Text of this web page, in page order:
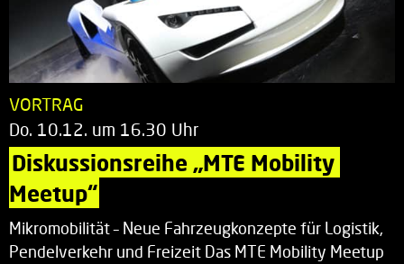
VORTRAG
Do. 10.12. um 16.30 Uhr
Diskussionsreihe „MTE Mobility
Meetup“
Mikromobilität – Neue Fahrzeugkonzepte für Logistik,
Pendelverkehr und Freizeit Das MTE Mobility Meetup